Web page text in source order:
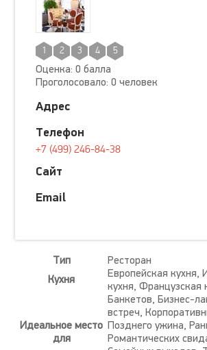
1 2 3 4 5
Оценка: 0 балла
Проголосовало: 0 человек
Адрес
Телефон
+7 (499) 246-84-38
Сайт
Email
Тип
Ресторан
Кухня
Европейская кухня,
кухня, Французская
Идеальное место
для
Банкетов, Бизнес-
встреч,
Позднего ужина,
Романтических